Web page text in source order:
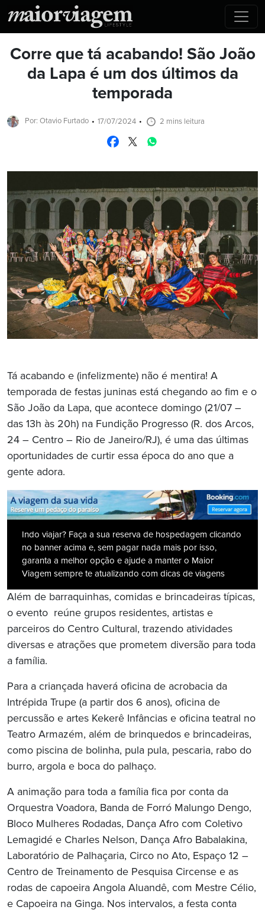
Corre que tá acabando! São João
da Lapa é um dos últimos da
temporada
Por: Otavio Furtado 17/07/2024 2 mins leitura
Tá acabando e (infelizmente) não é mentira! A
temporada de festas juninas está chegando ao fim e o
São João da Lapa, que acontece domingo (21/07 –
das 13h às 20h) na Fundição Progresso (R. dos Arcos,
24 – Centro – Rio de Janeiro/RJ), é uma das últimas
oportunidades de curtir essa época do ano que a
gente adora.
Indo viajar? Faça a sua reserva de hospedagem clicando
no banner acima e, sem pagar nada mais por isso,
garanta a melhor opção e ajude a manter o Maior
Viagem sempre te atualizando com dicas de viagens
Além de barraquinhas, comidas e brincadeiras típicas,
o evento reúne grupos residentes, artistas e
parceiros do Centro Cultural, trazendo atividades
diversas e atrações que prometem diversão para toda
a família.
Para a criançada haverá oficina de acrobacia da
Intrépida Trupe (a partir dos 6 anos), oficina de
percussão e artes Kekerê Infâncias e oficina teatral no
Teatro Armazém, além de brinquedos e brincadeiras,
como piscina de bolinha, pula pula, pescaria, rabo do
burro, argola e boca do palhaço.
A animação para toda a família fica por conta da
Orquestra Voadora, Banda de Forró Malungo Dengo,
Bloco Mulheres Rodadas, Dança Afro com Coletivo
Lemagidé e Charles Nelson, Dança Afro Babalakina,
Laboratório de Palhaçaria, Circo no Ato, Espaço 12 –
Centro de Treinamento de Pesquisa Circense e as
rodas de capoeira Angola Aluandê, com Mestre Célio,
e Capoeira na Ginga. Nos intervalos, a festa conta